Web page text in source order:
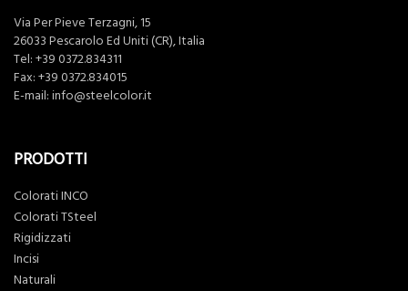
Via Per Pieve Terzagni, 15
26033 Pescarolo Ed Uniti (CR), Italia
Tel: +39 0372.834311
Fax: +39 0372.834015
E-mail: info@steelcolor.it
PRODOTTI
Colorati INCO
Colorati TSteel
Rigidizzati
Incisi
Naturali